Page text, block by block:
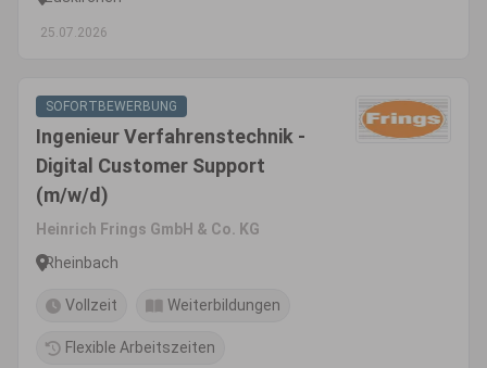
25.07.2026
SOFORTBEWERBUNG
Ingenieur Verfahrenstechnik -
Digital Customer Support
(m/w/d)
Heinrich Frings GmbH & Co. KG
Rheinbach
Vollzeit Weiterbildungen
Flexible Arbeitszeiten